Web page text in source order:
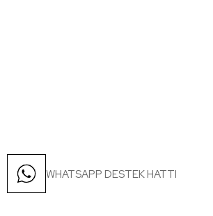
WHATSAPP DESTEK HATTI